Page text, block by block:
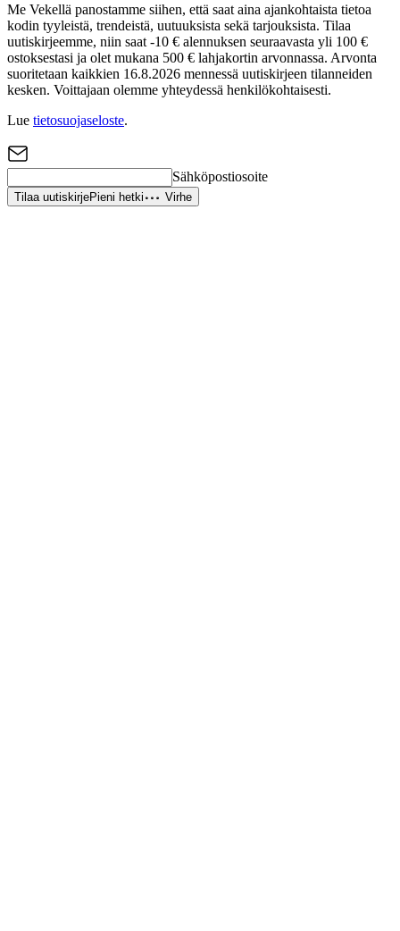
Me Vekellä panostamme siihen, että saat aina ajankohtaista tietoa
kodin tyyleistä, trendeistä, uutuuksista sekä tarjouksista. Tilaa
uutiskirjeemme, niin saat -10 € alennuksen seuraavasta yli 100 €
ostoksestasi ja olet mukana 500 € lahjakortin arvonnassa. Arvonta
suoritetaan kaikkien 16.8.2026 mennessä uutiskirjeen tilanneiden
kesken. Voittajaan olemme yhteydessä henkilökohtaisesti.
Lue tietosuojaseloste.
Sähköpostiosoite
Tilaa uutiskirjePieni hetki Virhe